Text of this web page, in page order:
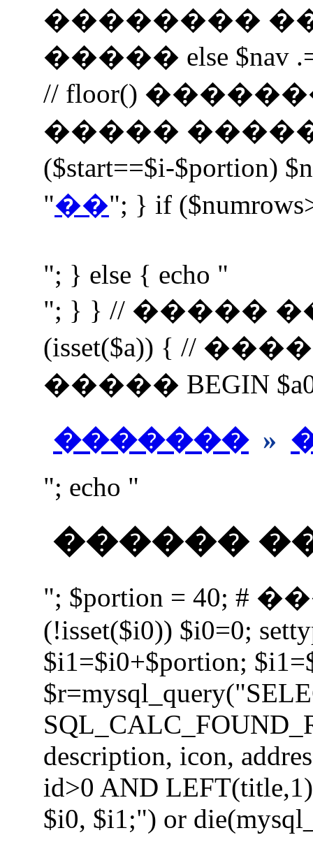
��������
����� else $nav
// floor()
����� �����
($start==$i-$portion)
"��"; } if
"; } else { echo "
"; } } // �����
(isset($a)) { //
����� BEGIN
������� »
"; echo "
������ ��
"; $portion = 40;
(!isset($i0)) $i0=0;
$i1=$i0+$portion;
description, icon,
id>0 AND
$i0, $i1;") or